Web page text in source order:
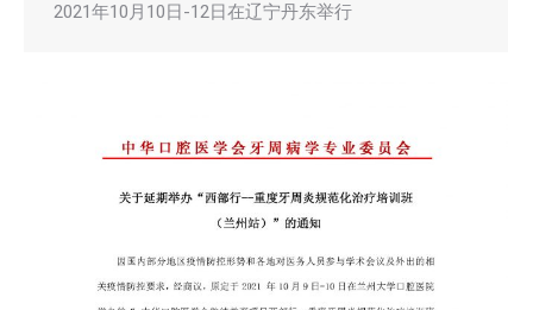
2021年10月10日-12日在辽宁丹东举行